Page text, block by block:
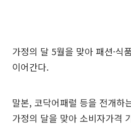
가정의 달 5월을 맞아 패션·식
이어간다.
말본, 코닥어패럴 등을 전개하
가정의 달을 맞아 소비자가격